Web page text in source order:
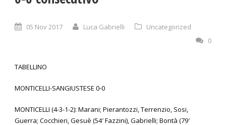
05 Nov 2017 Luca Gabrielli
Uncategorized
0
TABELLINO
MONTICELLI-SANGIUSTESE 0-0
MONTICELLI (4-3-1-2): Marani; Pierantozzi, Terrenzio, Sosi,
Guerra; Cocchieri, Gesuè (54′ Fazzini), Gabrielli; Bontà (79′